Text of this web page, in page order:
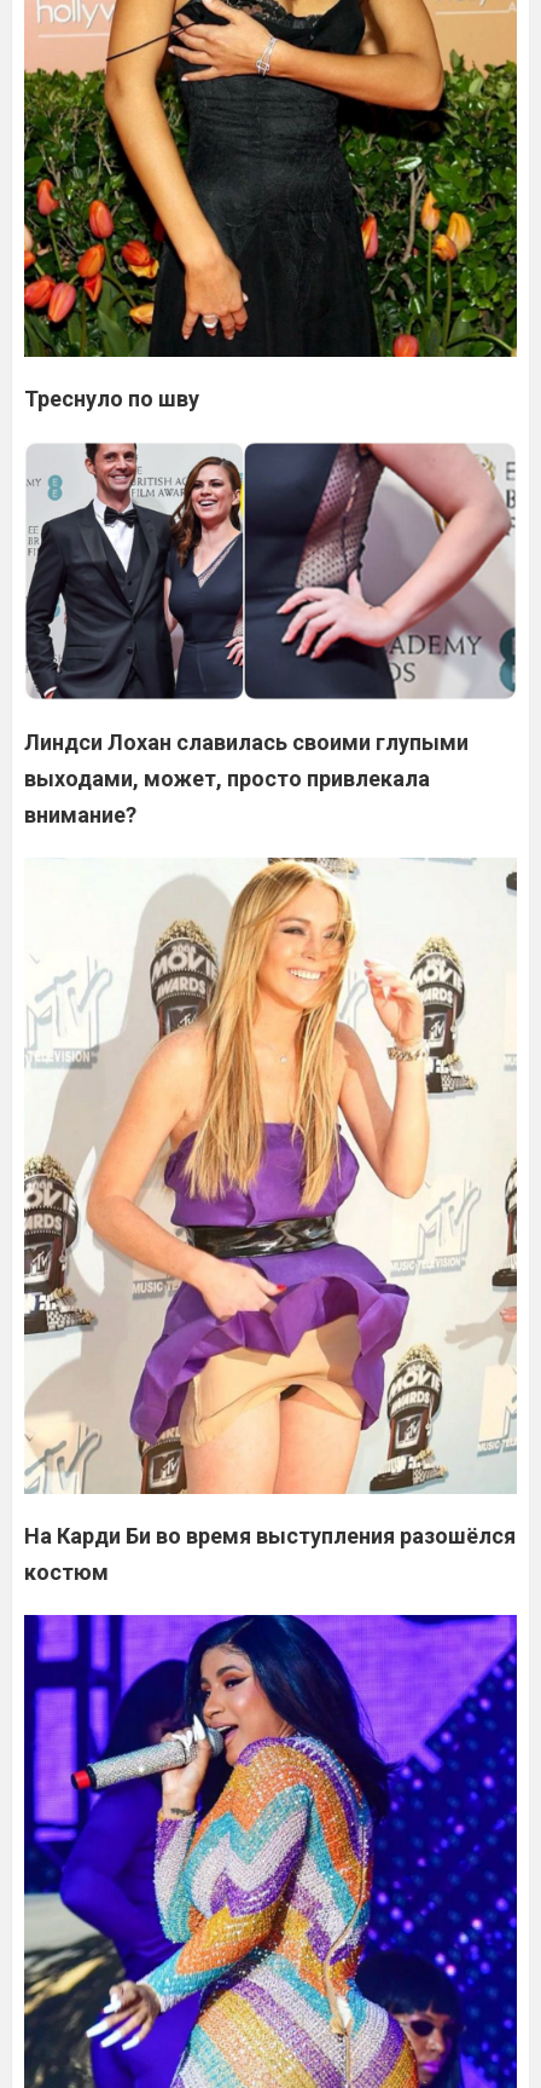
Треснуло по шву
Линдси Лохан славилась своими глупыми
выходами, может, просто привлекала
внимание?
На Карди Би во время выступления разошёлся
костюм